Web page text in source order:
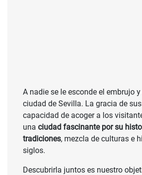
A nadie se le esconde el embrujo
ciudad de Sevilla. La gracia de
capacidad de acoger a los
una ciudad fascinante por su
tradiciones, mezcla de culturas e
siglos.
Descubrirla juntos es nuestro